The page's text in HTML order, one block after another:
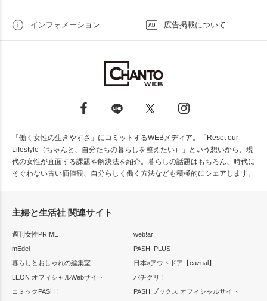
インフォメーション 広告掲載について
「働く女性の生きやすさ」にコミットするWEBメディア。「Reset our
Lifestyle（ちゃんと、自分たちの暮らしを整えたい）」という想いから、現
代の女性が直面する課題や解決法を紹介。暮らしの話題はもちろん、時代に
そぐわない古い価値観、自分らしく働く方法なども積極的にシェアします。
主婦と生活社 関連サイト
週刊女性PRIME
web!ar
mEdel
PASH! PLUS
暮らしとおしゃれの編集室
日本×アウトドア【cazual】
LEON オフィシャルWebサイト
パチクリ！
コミックPASH！
PASH!ブックス オフィシャルサイト